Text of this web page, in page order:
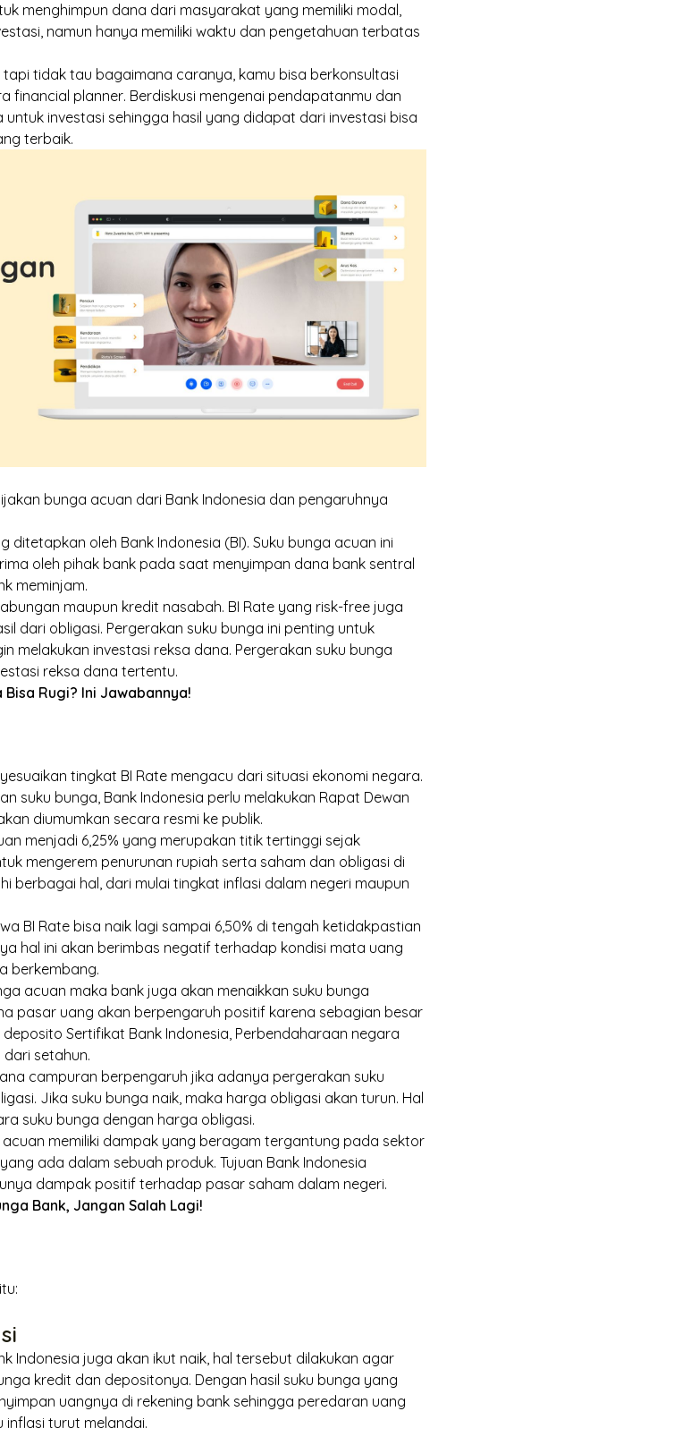
menghimpun dana dari masyarakat yang memiliki modal,
namun hanya memiliki waktu dan pengetahuan terbatas
tidak tau bagaimana caranya, kamu bisa berkonsultasi
financial planner. Berdiskusi mengenai pendapatanmu dan
investasi sehingga hasil yang didapat dari investasi bisa
terbaik.
bunga acuan dari Bank Indonesia dan pengaruhnya
ditetapkan oleh Bank Indonesia (BI). Suku bunga acuan ini
oleh pihak bank pada saat menyimpan dana bank sentral
meminjam.
maupun kredit nasabah. BI Rate yang risk-free juga
dari obligasi. Pergerakan suku bunga ini penting untuk
melakukan investasi reksa dana. Pergerakan suku bunga
reksa dana tertentu.
Rugi? Ini Jawabannya!
tingkat BI Rate mengacu dari situasi ekonomi negara.
suku bunga, Bank Indonesia perlu melakukan Rapat Dewan
diumumkan secara resmi ke publik.
menjadi 6,25% yang merupakan titik tertinggi sejak
mengerem penurunan rupiah serta saham dan obligasi di
berbagai hal, dari mulai tingkat inflasi dalam negeri maupun
BI Rate bisa naik lagi sampai 6,50% di tengah ketidakpastian
hal ini akan berimbas negatif terhadap kondisi mata uang
berkembang.
acuan maka bank juga akan menaikkan suku bunga
pasar uang akan berpengaruh positif karena sebagian besar
Sertifikat Bank Indonesia, Perbendaharaan negara
setahun.
campuran berpengaruh jika adanya pergerakan suku
Jika suku bunga naik, maka harga obligasi akan turun. Hal
suku bunga dengan harga obligasi.
memiliki dampak yang beragam tergantung pada sektor
ada dalam sebuah produk. Tujuan Bank Indonesia
dampak positif terhadap pasar saham dalam negeri.
Bank, Jangan Salah Lagi!
Indonesia juga akan ikut naik, hal tersebut dilakukan agar
kredit dan depositonya. Dengan hasil suku bunga yang
uangnya di rekening bank sehingga peredaran uang
turut melandai.